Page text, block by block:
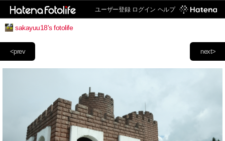
ユーザー登録 ログイン ヘルプ
sakayuu18's fotolife
next>
<prev